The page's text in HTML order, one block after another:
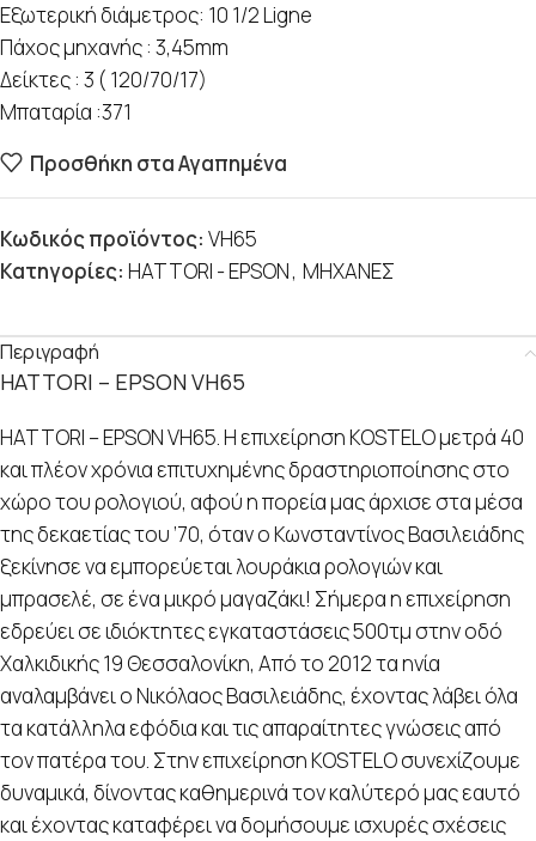
Εξωτερική διάμετρος: 10 1/2 Ligne
Πάχος μηχανής : 3,45mm
Δείκτες : 3 ( 120/70/17)
Μπαταρία :371
Προσθήκη στα Αγαπημένα
Κωδικός προϊόντος: VH65
Κατηγορίες: HATTORI - EPSON, ΜΗΧΑΝΕΣ
Περιγραφή
HATTORI – EPSON VH65
HATTORI – EPSON VH65. Η επιχείρηση KOSTELO μετρά 40
και πλέον χρόνια επιτυχημένης δραστηριοποίησης στο
χώρο του ρολογιού, αφού η πορεία μας άρχισε στα μέσα
της δεκαετίας του ’70, όταν ο Κωνσταντίνος Βασιλειάδης
ξεκίνησε να εμπορεύεται λουράκια ρολογιών και
μπρασελέ, σε ένα μικρό μαγαζάκι! Σήμερα η επιχείρηση
εδρεύει σε ιδιόκτητες εγκαταστάσεις 500τμ στην οδό
Χαλκιδικής 19 Θεσσαλονίκη, Από το 2012 τα ηνία
αναλαμβάνει ο Νικόλαος Βασιλειάδης, έχοντας λάβει όλα
τα κατάλληλα εφόδια και τις απαραίτητες γνώσεις από
τον πατέρα του. Στην επιχείρηση KOSTELO συνεχίζουμε
δυναμικά, δίνοντας καθημερινά τον καλύτερό μας εαυτό
και έχοντας καταφέρει να δομήσουμε ισχυρές σχέσεις